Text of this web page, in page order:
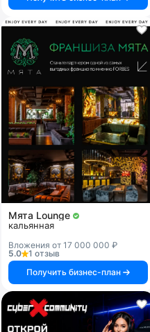
Мята Lounge
кальянная
Вложения от 17 000 000 ₽
5.0
1 отзыв
Получить бизнес-план